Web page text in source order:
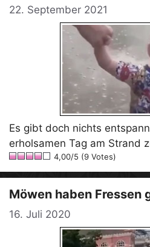
22. September 2021
Es gibt doch nichts
erholsamen Tag am Strand
4,00/5 (9 Votes)
Möwen haben Fressen
16. Juli 2020